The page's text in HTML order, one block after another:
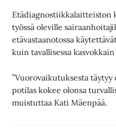
Etädiagnostiikkalaitteiston
työssä oleville
etävastaanotossa
kuin tavallisessa
”Vuorovaikutuksesta
potilas kokee olonsa
muistuttaa Kati Mäenpää.